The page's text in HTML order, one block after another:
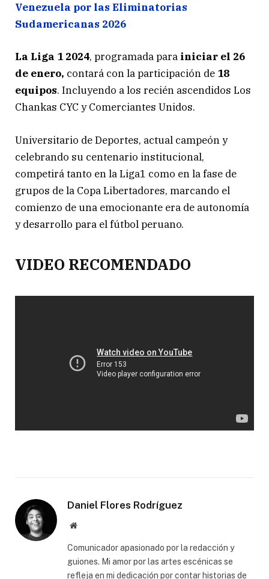
Venezuela por las Eliminatorias
Sudamericanas 2026
La Liga 1 2024, programada para iniciar el 26
de enero, contará con la participación de 18
equipos. Incluyendo a los recién ascendidos Los
Chankas CYC y Comerciantes Unidos.
Universitario de Deportes, actual campeón y
celebrando su centenario institucional,
competirá tanto en la Liga1 como en la fase de
grupos de la Copa Libertadores, marcando el
comienzo de una emocionante era de autonomía
y desarrollo para el fútbol peruano.
VIDEO RECOMENDADO
Daniel Flores Rodríguez
Website
Comunicador apasionado por la redacción y
guiones. Mi amor por las artes escénicas se
refleja en mi dedicación por contar historias de